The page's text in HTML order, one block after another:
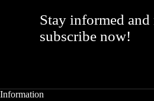
Stay informed
subscribe now!
Information